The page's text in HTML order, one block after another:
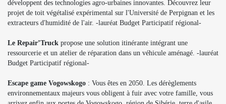
développent des technologies agro-urbaines innovantes. Découvrez leur
projet de toit végétalisé expérimental sur l'Université de Perpignan et les
extracteurs d'humidité de l'air. -lauréat Budget Participatif régional-
Le Repair’Truck propose une solution itinérante intégrant une
ressourcerie et un atelier de réparation dans un véhicule aménagé. -lauréat
Budget Participatif régional-
Escape game Vogowskogo : Vous êtes en 2050. Les dérèglements
environnementaux majeurs vous obligent à fuir avec votre famille, vous